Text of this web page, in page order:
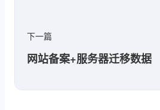
下一篇
网站备案+服务器迁移数据